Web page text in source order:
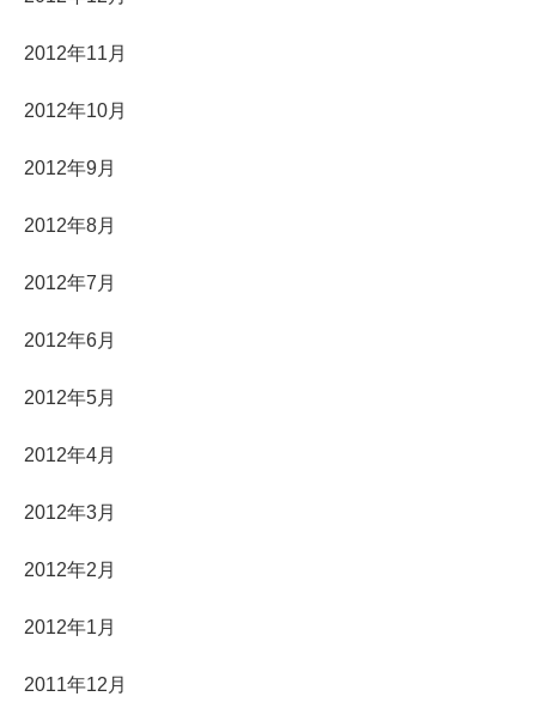
2012年11月
2012年10月
2012年9月
2012年8月
2012年7月
2012年6月
2012年5月
2012年4月
2012年3月
2012年2月
2012年1月
2011年12月